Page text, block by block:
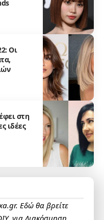
Οι
στη
ιδέες
Εδώ θα βρείτε